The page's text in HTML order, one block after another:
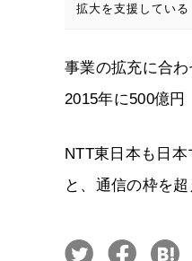
拡大を支援している
事業の拡充に合
2015年に500億円
NTT東日本も日
と、通信の枠を